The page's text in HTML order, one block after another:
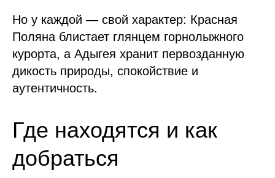
Но у каждой — свой характер: Красная
Поляна блистает глянцем горнолыжного
курорта, а Адыгея хранит первозданную
дикость природы, спокойствие и
аутентичность.
Где находятся и как
добраться